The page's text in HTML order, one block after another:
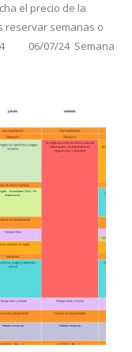
el precio de la
reservar semanas o
24 06/07/24 Semana